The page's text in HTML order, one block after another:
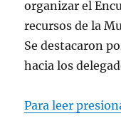
organizar el
recursos de la
Se destacaron
hacia los
Para leer